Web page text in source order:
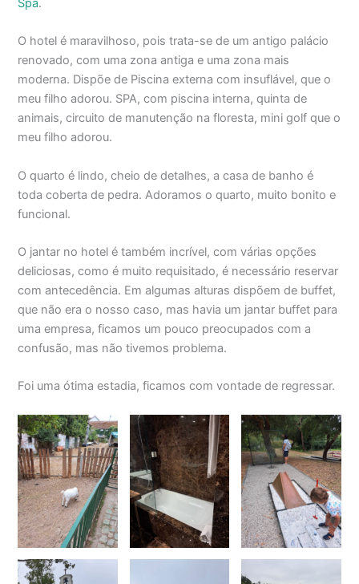
Spa.
O hotel é maravilhoso, pois trata-se de um antigo palácio
renovado, com uma zona antiga e uma zona mais
moderna. Dispõe de Piscina externa com insuflável, que o
meu filho adorou. SPA, com piscina interna, quinta de
animais, circuito de manutenção na floresta, mini golf que o
meu filho adorou.
O quarto é lindo, cheio de detalhes, a casa de banho é
toda coberta de pedra. Adoramos o quarto, muito bonito e
funcional.
O jantar no hotel é também incrível, com várias opções
deliciosas, como é muito requisitado, é necessário reservar
com antecedência. Em algumas alturas dispõem de buffet,
que não era o nosso caso, mas havia um jantar buffet para
uma empresa, ficamos um pouco preocupados com a
confusão, mas não tivemos problema.
Foi uma ótima estadia, ficamos com vontade de regressar.